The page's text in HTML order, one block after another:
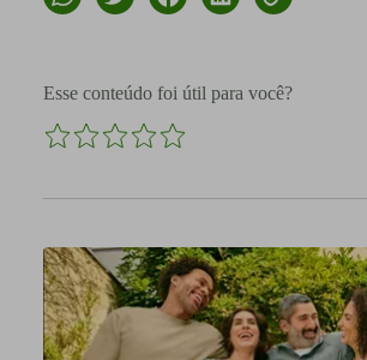
Esse conteúdo foi útil para você?